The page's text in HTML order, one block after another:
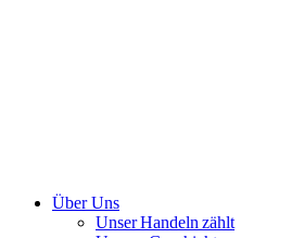
Über Uns
Unser Handeln zählt